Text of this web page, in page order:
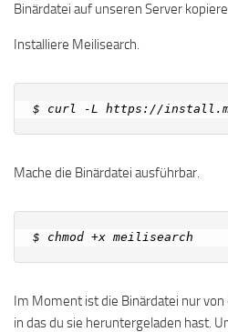
Binärdatei auf unseren Server
Installiere Meilisearch.
Mache die Binärdatei ausführbar.
Im Moment ist die Binärdatei nur
in das du sie heruntergeladen hast.